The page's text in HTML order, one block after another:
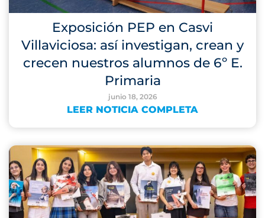
Exposición PEP en Casvi
Villaviciosa: así investigan, crean y
crecen nuestros alumnos de 6º E.
Primaria
junio 18, 2026
LEER NOTICIA COMPLETA